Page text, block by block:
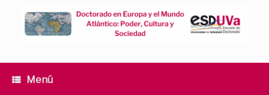
contenido
Menú